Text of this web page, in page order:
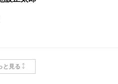
品、あるいは内外の古い
しずつではあるけれど、
るという事実でした。
て下さるが、棚に並んだ
じっくりと読みたい本を
馬遼太郎
と見る